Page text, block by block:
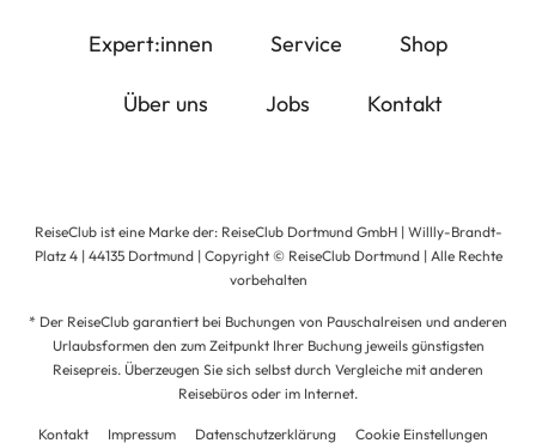
Expert:innen Service Shop
Über uns Jobs Kontakt
ReiseClub ist eine Marke der: ReiseClub Dortmund GmbH | Willly-Brandt-
Platz 4 | 44135 Dortmund | Copyright © ReiseClub Dortmund | Alle Rechte
vorbehalten
* Der ReiseClub garantiert bei Buchungen von Pauschalreisen und anderen
Urlaubsformen den zum Zeitpunkt Ihrer Buchung jeweils günstigsten
Reisepreis. Überzeugen Sie sich selbst durch Vergleiche mit anderen
Reisebüros oder im Internet.
Kontakt Impressum Datenschutzerklärung Cookie Einstellungen